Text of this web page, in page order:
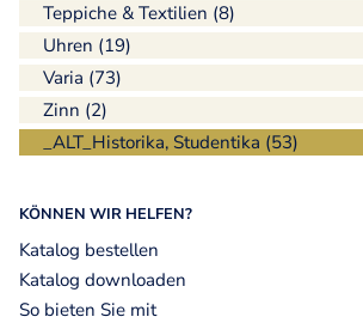
Teppiche & Textilien (8)
Uhren (19)
Varia (73)
Zinn (2)
_ALT_Historika, Studentika (53)
KÖNNEN WIR HELFEN?
Katalog bestellen
Katalog downloaden
So bieten Sie mit